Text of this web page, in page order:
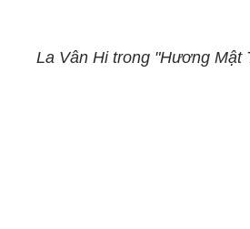
La Vân Hi trong "Hương Mật